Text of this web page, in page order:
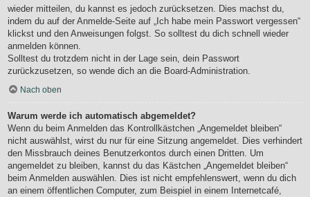
wieder mitteilen, du kannst es jedoch zurücksetzen. Dies machst du,
indem du auf der Anmelde-Seite auf „Ich habe mein Passwort vergessen“
klickst und den Anweisungen folgst. So solltest du dich schnell wieder
anmelden können.
Solltest du trotzdem nicht in der Lage sein, dein Passwort
zurückzusetzen, so wende dich an die Board-Administration.
Nach oben
Warum werde ich automatisch abgemeldet?
Wenn du beim Anmelden das Kontrollkästchen „Angemeldet bleiben“
nicht auswählst, wirst du nur für eine Sitzung angemeldet. Dies verhindert
den Missbrauch deines Benutzerkontos durch einen Dritten. Um
angemeldet zu bleiben, kannst du das Kästchen „Angemeldet bleiben“
beim Anmelden auswählen. Dies ist nicht empfehlenswert, wenn du dich
an einem öffentlichen Computer, zum Beispiel in einem Internetcafé,